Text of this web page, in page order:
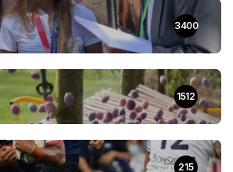
3400
1512
215